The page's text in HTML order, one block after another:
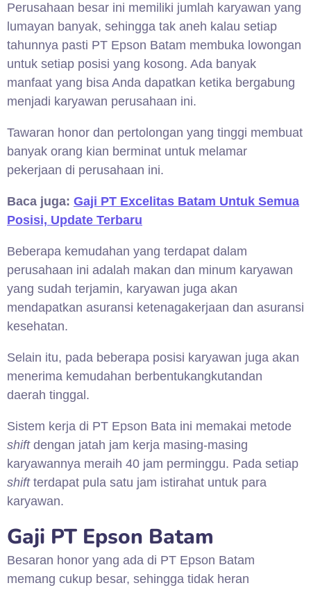
Perusahaan besar ini memiliki jumlah karyawan yang
lumayan banyak, sehingga tak aneh kalau setiap
tahunnya pasti PT Epson Batam membuka lowongan
untuk setiap posisi yang kosong. Ada banyak
manfaat yang bisa Anda dapatkan ketika bergabung
menjadi karyawan perusahaan ini.
Tawaran honor dan pertolongan yang tinggi membuat
banyak orang kian berminat untuk melamar
pekerjaan di perusahaan ini.
Baca juga: Gaji PT Excelitas Batam Untuk Semua
Posisi, Update Terbaru
Beberapa kemudahan yang terdapat dalam
perusahaan ini adalah makan dan minum karyawan
yang sudah terjamin, karyawan juga akan
mendapatkan asuransi ketenagakerjaan dan asuransi
kesehatan.
Selain itu, pada beberapa posisi karyawan juga akan
menerima kemudahan berbentukangkutandan
daerah tinggal.
Sistem kerja di PT Epson Bata ini memakai metode
shiftdengan jatah jam kerja masing-masing
karyawannya meraih 40 jam perminggu. Pada setiap
shiftterdapat pula satu jam istirahat untuk para
karyawan.
Gaji PT Epson Batam
Besaran honor yang ada di PT Epson Batam
memang cukup besar, sehingga tidak heran